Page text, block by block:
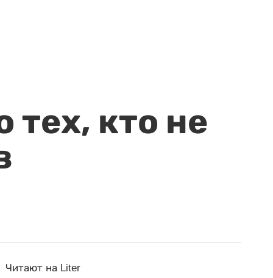
тех, кто не
Читают на Liter